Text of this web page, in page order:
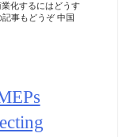
化するにはどうす
事もどうぞ 中国